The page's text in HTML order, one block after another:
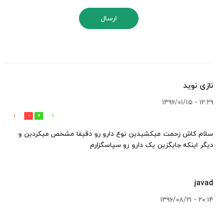
ارسال
نازی نوید
۱۲:۲۹ - ۱۳۹۶/۰۱/۱۵
1
1
سلام کاش زحمت میکشیدین نوع دارو رو دقیقا مشخص میکردین و
دیگر اینکه جایگزین یک دارو رو سپاسگزارم
javad
۲۰:۱۴ - ۱۳۹۶/۰۸/۲۱